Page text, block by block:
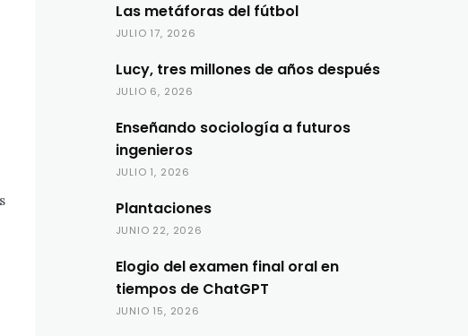
Las metáforas del fútbol
JULIO 17, 2026
Lucy, tres millones de años después
JULIO 6, 2026
Enseñando sociología a futuros
ingenieros
JULIO 1, 2026
Plantaciones
JUNIO 22, 2026
Elogio del examen final oral en
tiempos de ChatGPT
JUNIO 15, 2026